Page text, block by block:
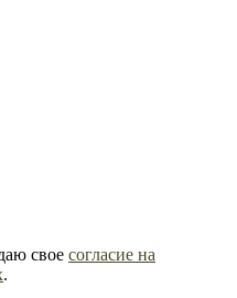
свое согласие на
.